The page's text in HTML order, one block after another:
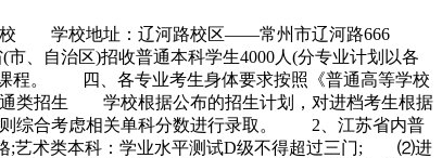
学校地址：辽河路校区——常州市辽河路666
治区)招收普通本科学生4000人(分专业计划以各
程。 四、各专业考生身体要求按照《普通高等学校
类招生 学校根据公布的招生计划，对进档考生根据
则综合考虑相关单科分数进行录取。 2、江苏省内普
;艺术类本科：学业水平测试D级不得超过三门; ⑵进